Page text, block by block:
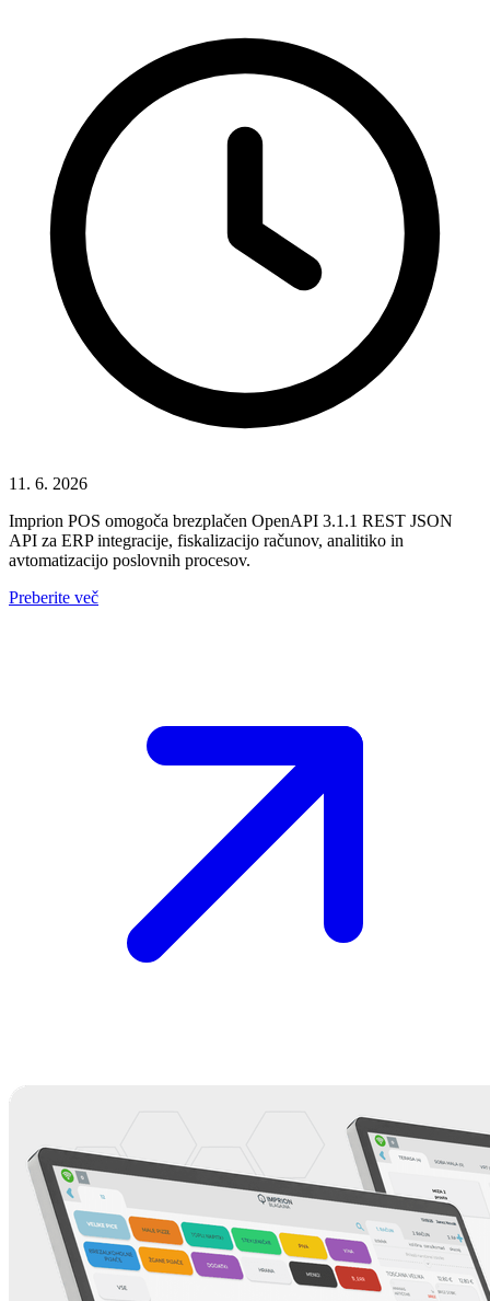
11. 6. 2026
Imprion POS omogoča brezplačen OpenAPI 3.1.1 REST JSON
API za ERP integracije, fiskalizacijo računov, analitiko in
avtomatizacijo poslovnih procesov.
Preberite več